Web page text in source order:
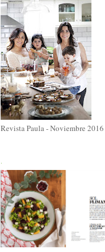
Revista Paula - Noviembre 2016